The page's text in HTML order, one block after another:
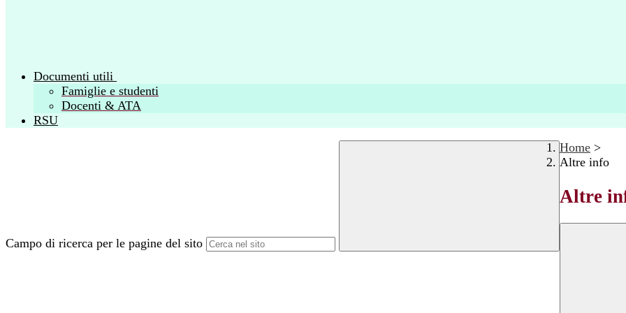
Documenti utili
Famiglie e studenti
Docenti & ATA
RSU
Campo di ricerca per le pagine del sito
Home >
Altre info
Altre